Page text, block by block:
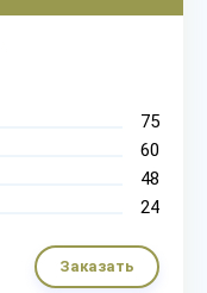
75
60
48
24
Заказать